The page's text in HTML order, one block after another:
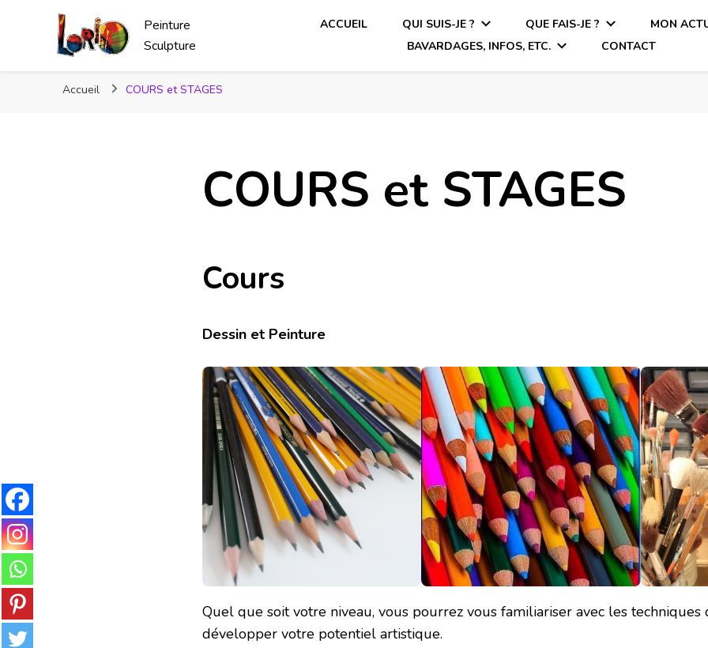
Peinture
Sculpture
ACCUEIL QUI SUIS-JE ? QUE FAIS-JE ?
MON
BAVARDAGES, INFOS, ETC.
CONTACT
Accueil COURS et STAGES
COURS et STAGES
Cours
Dessin et Peinture
Quel que soit votre niveau, vous pourrez vous familiariser avec les techniques
développer votre potentiel artistique.